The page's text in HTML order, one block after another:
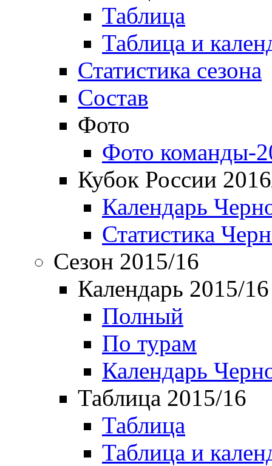
Таблица
Таблица и
Статистика сезона
Состав
Фото
Фото команды-
Кубок России
Календарь
Статистика
Сезон 2015/16
Календарь 2015/16
Полный
По турам
Календарь
Таблица 2015/16
Таблица
Таблица и